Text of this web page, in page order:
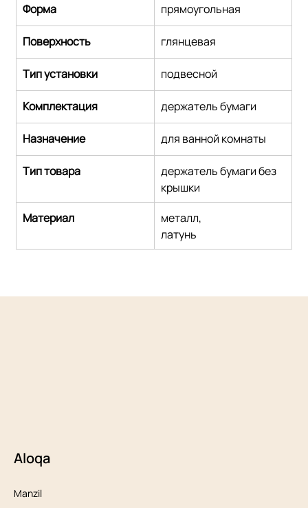
Форма прямоугольная
Поверхность глянцевая
Тип установки подвесной
Комплектация держатель бумаги
Назначение для ванной комнаты
Тип товара
держатель бумаги без
крышки
Материал
металл,
латунь
Aloqa
Manzil